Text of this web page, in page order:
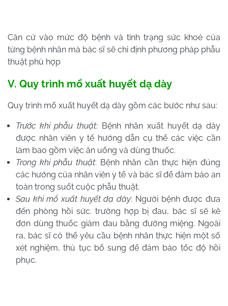
Căn cứ vào mức độ bệnh và tình trạng sức khoẻ của
từng bệnh nhân mà bác sĩ sẽ chỉ định phương pháp phẫu
thuật phù hợp
V. Quy trình mổ xuất huyết dạ dày
Quy trình mổ xuất huyết dạ dày gồm các bước như sau:
Trước khi phẫu thuật: Bệnh nhân xuất huyết dạ dày
được nhân viên y tế hướng dẫn cụ thể các việc cần
làm bao gồm việc ăn uống và dùng thuốc.
Trong khi phẫu thuật: Bệnh nhân cần thực hiện đúng
các hướng của nhân viên y tế và bác sĩ để đảm bảo an
toàn trong suốt cuộc phẫu thuật.
Sau khi mổ xuất huyết dạ dày: Người bệnh được đưa
đến phòng hồi sức. trường hợp bị đau, bác sĩ sẽ kê
đơn dùng thuốc giảm đau bằng đường miệng. Ngoài
ra, bác sĩ có thể yêu cầu bệnh nhân thực hiện một số
xét nghiệm, thủ tục bổ sung để đảm bảo tốc độ hồi
phục.